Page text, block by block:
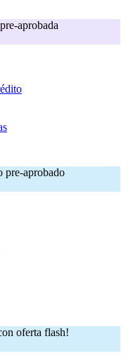
aprobada
pre-aprobado
oferta flash!